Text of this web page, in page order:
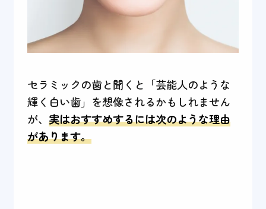
セラミックの歯と聞くと「芸能人のような
輝く白い歯」を想像されるかもしれません
が、 実はおすすめするには次のような理由
があります。